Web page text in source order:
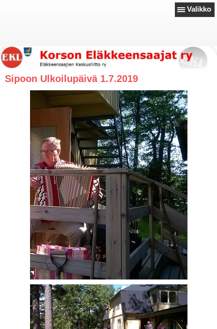
Valikko
Sipoon Ulkoilupäivä 1.7.2019